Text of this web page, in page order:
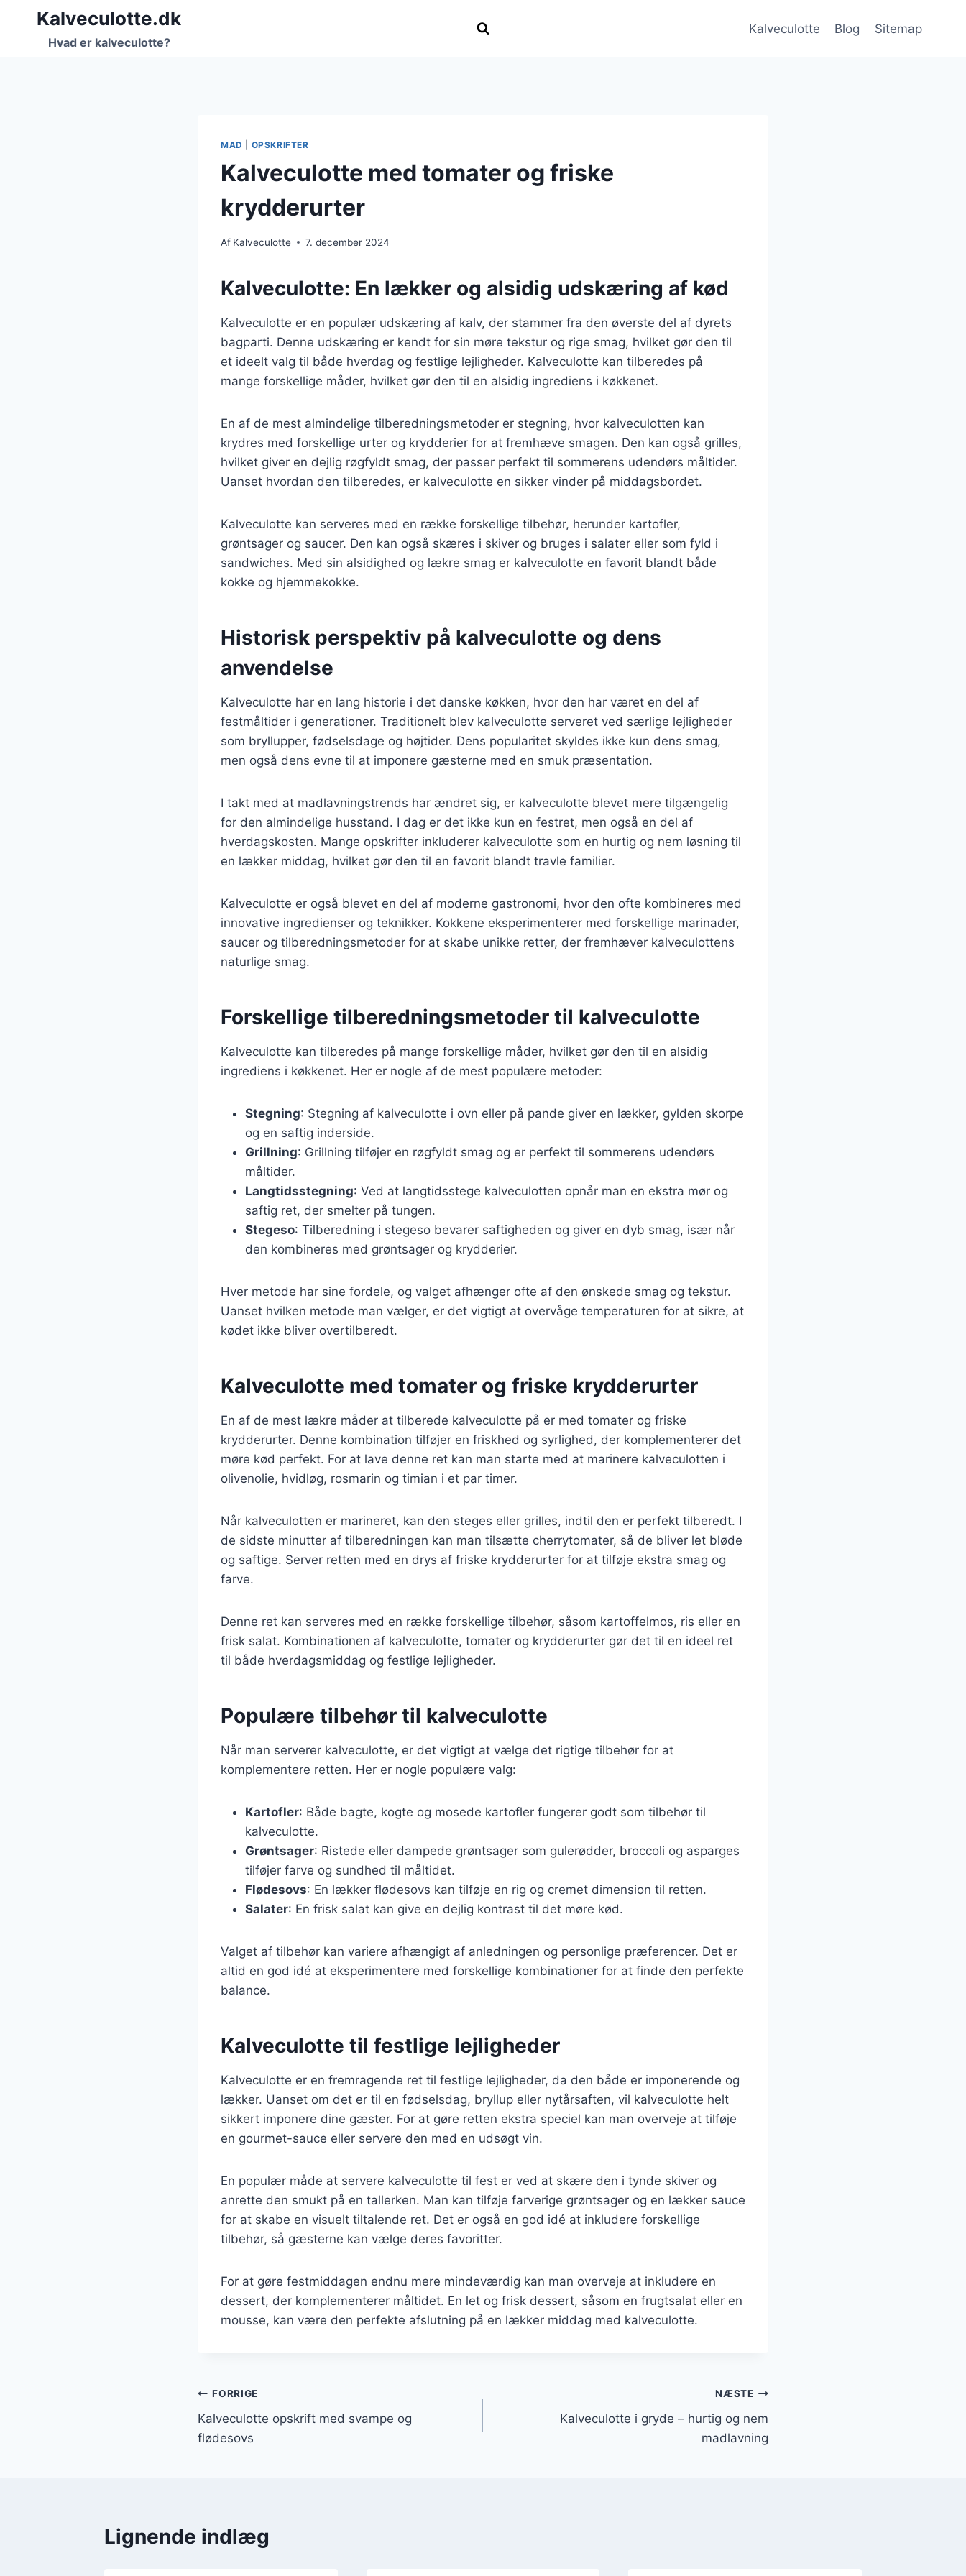
FortsætKalveculotte.dk
Hvad er kalveculotte?
Kalveculotte Blog Sitemap
MAD OPSKRIFTER
Kalveculotte med tomater og friske
krydderurter
Af Kalveculotte 7. december 2024
Kalveculotte: En lækker og alsidig udskæring af kød
Kalveculotte er en populær udskæring af kalv, der stammer fra den øverste del af dyrets
bagparti. Denne udskæring er kendt for sin møre tekstur og rige smag, hvilket gør den til
et ideelt valg til både hverdag og festlige lejligheder. Kalveculotte kan tilberedes på
mange forskellige måder, hvilket gør den til en alsidig ingrediens i køkkenet.
En af de mest almindelige tilberedningsmetoder er stegning, hvor kalveculotten kan
krydres med forskellige urter og krydderier for at fremhæve smagen. Den kan også grilles,
hvilket giver en dejlig røgfyldt smag, der passer perfekt til sommerens udendørs måltider.
Uanset hvordan den tilberedes, er kalveculotte en sikker vinder på middagsbordet.
Kalveculotte kan serveres med en række forskellige tilbehør, herunder kartofler,
grøntsager og saucer. Den kan også skæres i skiver og bruges i salater eller som fyld i
sandwiches. Med sin alsidighed og lækre smag er kalveculotte en favorit blandt både
kokke og hjemmekokke.
Historisk perspektiv på kalveculotte og dens
anvendelse
Kalveculotte har en lang historie i det danske køkken, hvor den har været en del af
festmåltider i generationer. Traditionelt blev kalveculotte serveret ved særlige lejligheder
som bryllupper, fødselsdage og højtider. Dens popularitet skyldes ikke kun dens smag,
men også dens evne til at imponere gæsterne med en smuk præsentation.
I takt med at madlavningstrends har ændret sig, er kalveculotte blevet mere tilgængelig
for den almindelige husstand. I dag er det ikke kun en festret, men også en del af
hverdagskosten. Mange opskrifter inkluderer kalveculotte som en hurtig og nem løsning til
en lækker middag, hvilket gør den til en favorit blandt travle familier.
Kalveculotte er også blevet en del af moderne gastronomi, hvor den ofte kombineres med
innovative ingredienser og teknikker. Kokkene eksperimenterer med forskellige marinader,
saucer og tilberedningsmetoder for at skabe unikke retter, der fremhæver kalveculottens
naturlige smag.
Forskellige tilberedningsmetoder til kalveculotte
Kalveculotte kan tilberedes på mange forskellige måder, hvilket gør den til en alsidig
ingrediens i køkkenet. Her er nogle af de mest populære metoder:
Stegning: Stegning af kalveculotte i ovn eller på pande giver en lækker, gylden skorpe
og en saftig inderside.
Grillning: Grillning tilføjer en røgfyldt smag og er perfekt til sommerens udendørs
måltider.
Langtidsstegning: Ved at langtidsstege kalveculotten opnår man en ekstra mør og
saftig ret, der smelter på tungen.
Stegeso: Tilberedning i stegeso bevarer saftigheden og giver en dyb smag, især når
den kombineres med grøntsager og krydderier.
Hver metode har sine fordele, og valget afhænger ofte af den ønskede smag og tekstur.
Uanset hvilken metode man vælger, er det vigtigt at overvåge temperaturen for at sikre, at
kødet ikke bliver overtilberedt.
Kalveculotte med tomater og friske krydderurter
En af de mest lækre måder at tilberede kalveculotte på er med tomater og friske
krydderurter. Denne kombination tilføjer en friskhed og syrlighed, der komplementerer det
møre kød perfekt. For at lave denne ret kan man starte med at marinere kalveculotten i
olivenolie, hvidløg, rosmarin og timian i et par timer.
Når kalveculotten er marineret, kan den steges eller grilles, indtil den er perfekt tilberedt. I
de sidste minutter af tilberedningen kan man tilsætte cherrytomater, så de bliver let bløde
og saftige. Server retten med en drys af friske krydderurter for at tilføje ekstra smag og
farve.
Denne ret kan serveres med en række forskellige tilbehør, såsom kartoffelmos, ris eller en
frisk salat. Kombinationen af kalveculotte, tomater og krydderurter gør det til en ideel ret
til både hverdagsmiddag og festlige lejligheder.
Populære tilbehør til kalveculotte
Når man serverer kalveculotte, er det vigtigt at vælge det rigtige tilbehør for at
komplementere retten. Her er nogle populære valg:
Kartofler: Både bagte, kogte og mosede kartofler fungerer godt som tilbehør til
kalveculotte.
Grøntsager: Ristede eller dampede grøntsager som gulerødder, broccoli og asparges
tilføjer farve og sundhed til måltidet.
Flødesovs: En lækker flødesovs kan tilføje en rig og cremet dimension til retten.
Salater: En frisk salat kan give en dejlig kontrast til det møre kød.
Valget af tilbehør kan variere afhængigt af anledningen og personlige præferencer. Det er
altid en god idé at eksperimentere med forskellige kombinationer for at finde den perfekte
balance.
Kalveculotte til festlige lejligheder
Kalveculotte er en fremragende ret til festlige lejligheder, da den både er imponerende og
lækker. Uanset om det er til en fødselsdag, bryllup eller nytårsaften, vil kalveculotte helt
sikkert imponere dine gæster. For at gøre retten ekstra speciel kan man overveje at tilføje
en gourmet-sauce eller servere den med en udsøgt vin.
En populær måde at servere kalveculotte til fest er ved at skære den i tynde skiver og
anrette den smukt på en tallerken. Man kan tilføje farverige grøntsager og en lækker sauce
for at skabe en visuelt tiltalende ret. Det er også en god idé at inkludere forskellige
tilbehør, så gæsterne kan vælge deres favoritter.
For at gøre festmiddagen endnu mere mindeværdig kan man overveje at inkludere en
dessert, der komplementerer måltidet. En let og frisk dessert, såsom en frugtsalat eller en
mousse, kan være den perfekte afslutning på en lækker middag med kalveculotte.
Indlægsnavigation
FORRIGE
Kalveculotte opskrift med svampe og
flødesovs
NÆSTE
Kalveculotte i gryde – hurtig og nem
madlavning
Lignende indlæg